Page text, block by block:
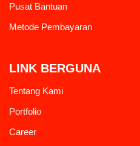
Pusat Bantuan
Metode Pembayaran
LINK BERGUNA
Tentang Kami
Portfolio
Career